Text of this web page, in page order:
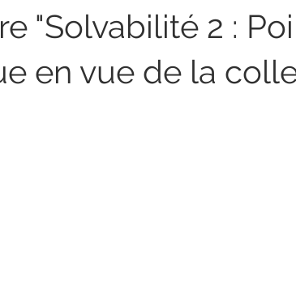
"Solvabilité 2 :
en vue de la